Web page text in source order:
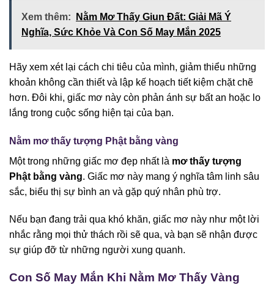
Xem thêm:
Nằm Mơ Thấy Giun Đất: Giải Mã Ý
Nghĩa, Sức Khỏe Và Con Số May Mắn 2025
Hãy xem xét lại cách chi tiêu của mình, giảm thiểu những
khoản không cần thiết và lập kế hoạch tiết kiệm chặt chẽ
hơn. Đôi khi, giấc mơ này còn phản ánh sự bất an hoặc lo
lắng trong cuộc sống hiện tại của bạn.
Nằm mơ thấy tượng Phật bằng vàng
Một trong những giấc mơ đẹp nhất là mơ thấy tượng
Phật bằng vàng. Giấc mơ này mang ý nghĩa tâm linh sâu
sắc, biểu thị sự bình an và gặp quý nhân phù trợ.
Nếu bạn đang trải qua khó khăn, giấc mơ này như một lời
nhắc rằng mọi thử thách rồi sẽ qua, và bạn sẽ nhận được
sự giúp đỡ từ những người xung quanh.
Con Số May Mắn Khi Nằm Mơ Thấy Vàng